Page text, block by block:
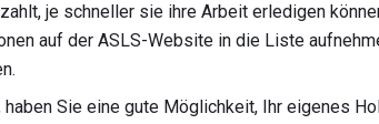
je schneller sie ihre Arbeit erledigen
auf der ASLS-Website in die Liste
haben Sie eine gute Möglichkeit, Ihr eigenes